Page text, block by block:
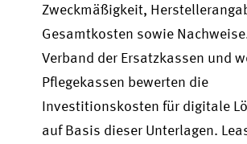
Zweckmäßigkeit,
Gesamtkosten sowie
Verband der Ersatzkassen und
Pflegekassen bewerten die
Investitionskosten für digitale
auf Basis dieser Unterlagen.